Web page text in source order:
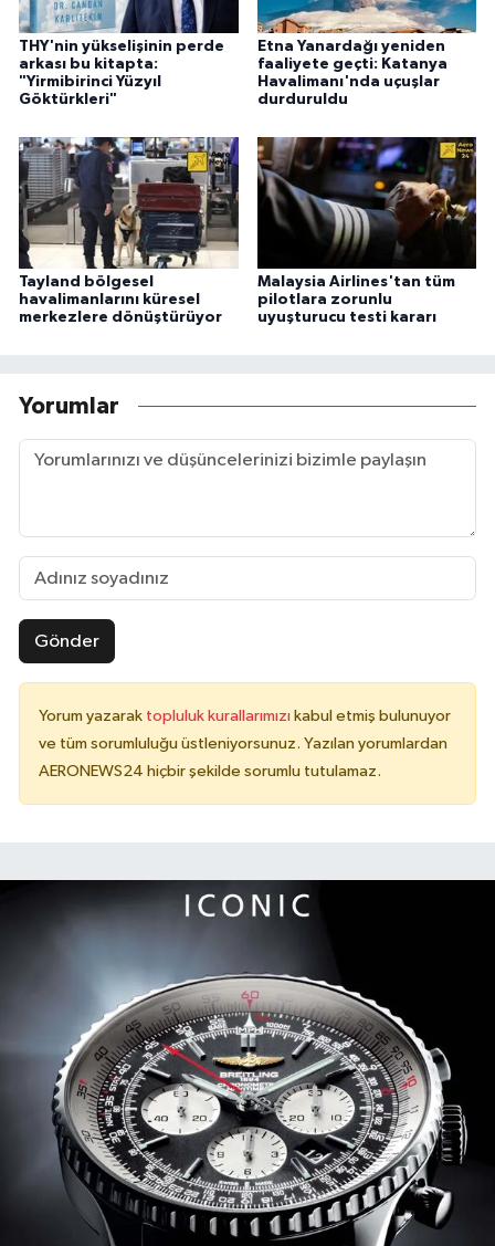
THY'nin yükselişinin perde
arkası bu kitapta:
"Yirmibirinci Yüzyıl
Göktürkleri"
Etna Yanardağı yeniden
faaliyete geçti: Katanya
Havalimanı'nda uçuşlar
durduruldu
Tayland bölgesel
havalimanlarını küresel
merkezlere dönüştürüyor
Malaysia Airlines'tan tüm
pilotlara zorunlu
uyuşturucu testi kararı
Yorumlar
Gönder
Yorum yazarak topluluk kurallarımızı kabul etmiş bulunuyor
ve tüm sorumluluğu üstleniyorsunuz. Yazılan yorumlardan
AERONEWS24 hiçbir şekilde sorumlu tutulamaz.